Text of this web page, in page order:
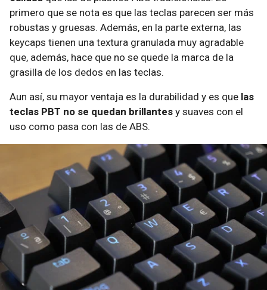
primero que se nota es que las teclas parecen ser más
robustas y gruesas. Además, en la parte externa, las
keycaps tienen una textura granulada muy agradable
que, además, hace que no se quede la marca de la
grasilla de los dedos en las teclas.
Aun así, su mayor ventaja es la durabilidad y es que las
teclas PBT no se quedan brillantes y suaves con el
uso como pasa con las de ABS.